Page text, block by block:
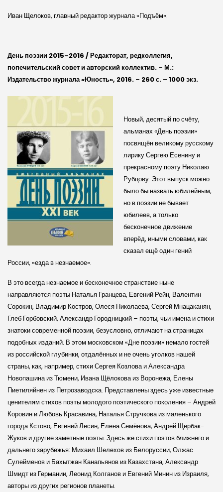
Иван Щелоков, главный редактор журнала «Подъём».
День поэзии 2015–2016 / Редакторат, редколлегия,
попечительский совет и авторский коллектив. – М.:
Издательство журнала «Юность», 2016. – 260 с. – 1000 экз.
Новый, десятый по счёту,
альманах «День поэзии»
посвящён великому русскому
лирику Сергею Есенину и
прекрасному поэту Николаю
Рубцову. Этот выпуск можно
было бы назвать юбилейным,
но в поэзии не бывает
юбилеев, а только
бесконечное движение
вперёд, иными словами, как
сказал ещё один гений
России, «езда в незнаемое».
В это всегда незнаемое и бесконечное странствие ныне
направляются поэты Наталья Гранцева, Евгений Рейн, Валентин
Сорокин, Владимир Костров, Олеся Николаева, Сергей Мнацаканян,
Глеб Горбовский, Александр Городницкий – поэты, чьи имена и стихи
знатоки современной поэзии, безусловно, отличают на страницах
подобных изданий. В этом московском «Дне поэзии» немало гостей
из российской глубинки, отдалённых и не очень уголков нашей
страны, как, например, стихи Сергея Козлова и Александра
Новопашина из Тюмени, Ивана Щёлокова из Воронежа, Елены
Пиетиляйнен из Петрозаводска. Представлены здесь уже известные
ценителям стихов поэты молодого поэтического поколения – Андрей
Коровин и Любовь Красавина, Наталья Стручкова из маленького
города Кстово, Евгений Лесин, Елена Семёнова, Андрей Щербак-
Жуков и другие заметные поэты. Здесь же стихи поэтов ближнего и
дальнего зарубежья: Михаил Шелехов из Белоруссии, Олжас
Сулейменов и Бахытжан Канапьянов из Казахстана, Александр
Шмидт из Германии, Леонид Колганов и Евгений Минин из Израиля,
авторы из других регионов планеты.